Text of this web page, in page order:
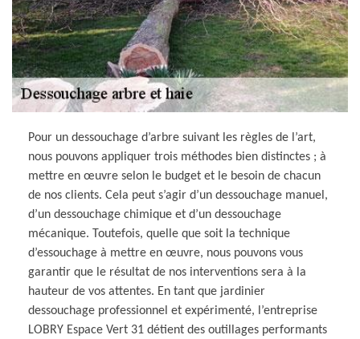
Pour un dessouchage d’arbre suivant les règles de l’art,
nous pouvons appliquer trois méthodes bien distinctes ; à
mettre en œuvre selon le budget et le besoin de chacun
de nos clients. Cela peut s’agir d’un dessouchage manuel,
d’un dessouchage chimique et d’un dessouchage
mécanique. Toutefois, quelle que soit la technique
d’essouchage à mettre en œuvre, nous pouvons vous
garantir que le résultat de nos interventions sera à la
hauteur de vos attentes. En tant que jardinier
dessouchage professionnel et expérimenté, l’entreprise
LOBRY Espace Vert 31 détient des outillages performants